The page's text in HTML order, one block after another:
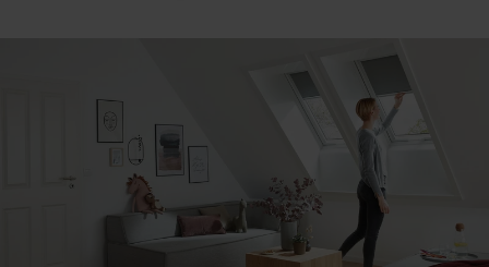
ofertę
Roto to umożliwia!
Roto
dachów
płaskich
zastosowań
Designo Heat
Roto to umożliwia!Dla okien dachowych i
Jak
Karty techniczne,
inne
Wszystko